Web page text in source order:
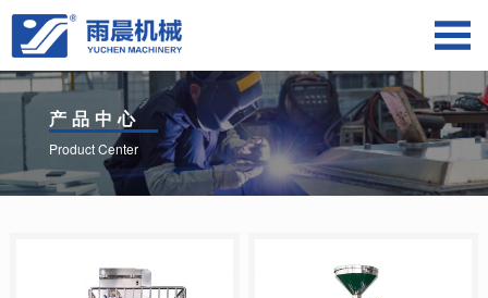
产品中心
Product Center